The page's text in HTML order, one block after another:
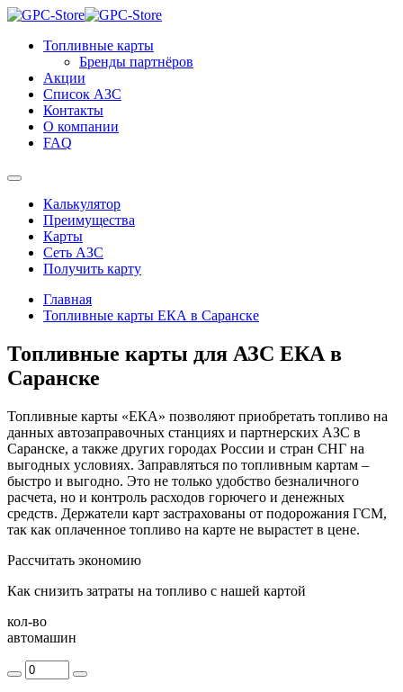
Топливные карты
Бренды партнёров
Акции
Список АЗС
Контакты
О компании
FAQ
Калькулятор
Преимущества
Карты
Сеть АЗС
Получить карту
Главная
Топливные карты ЕКА в Саранске
Топливные карты для АЗС ЕКА в
Саранске
Топливные карты «ЕКА» позволяют приобретать топливо на
данных автозаправочных станциях и партнерских АЗС в
Саранске, а также других городах России и стран СНГ на
выгодных условиях. Заправляться по топливным картам –
быстро и выгодно. Это не только удобство безналичного
расчета, но и контроль расходов горючего и денежных
средств. Держатели карт застрахованы от подорожания ГСМ,
так как оплаченное топливо на карте не вырастет в цене.
Рассчитать экономию
Как снизить затраты на топливо с нашей картой
кол-во
автомашин